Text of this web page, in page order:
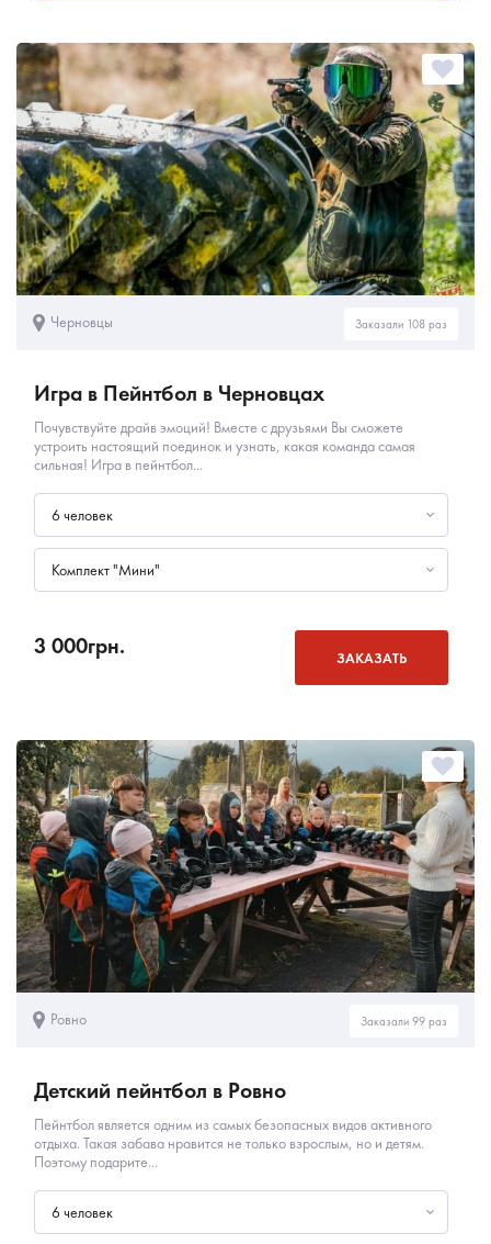
Черновцы Заказали 108 раз
Игра в Пейнтбол в Черновцах
Почувствуйте драйв эмоций! Вместе с друзьями Вы сможете
устроить настоящий поединок и узнать, какая команда самая
сильная! Игра в пейнтбол...
6 человек
Комплект "Мини"
3 000грн. ЗАКАЗАТЬ
Ровно Заказали 99 раз
Детский пейнтбол в Ровно
Пейнтбол является одним из самых безопасных видов активного
отдыха. Такая забава нравится не только взрослым, но и детям.
Поэтому подарите...
6 человек